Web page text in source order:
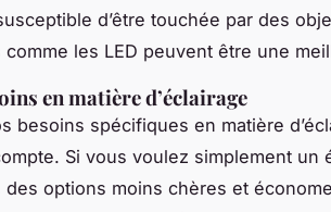
d’être touchée par des
comme les LED peuvent être une
en matière d’éclairage
besoins spécifiques en matière
Si vous voulez simplement un
des options moins chères et